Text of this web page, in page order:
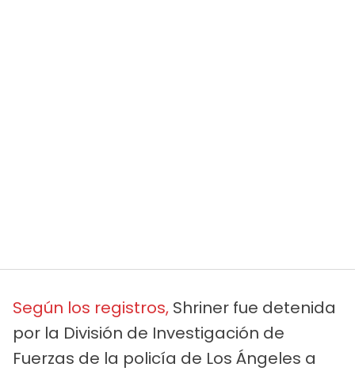
Según los registros, Shriner fue detenida
por la División de Investigación de
Fuerzas de la policía de Los Ángeles a